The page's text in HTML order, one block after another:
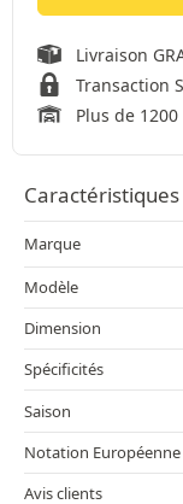
Livraison
Transaction
Plus de
Caractéristiques
Marque
Modèle
Dimension
Spécificités
Saison
Notation Européenne
Avis clients